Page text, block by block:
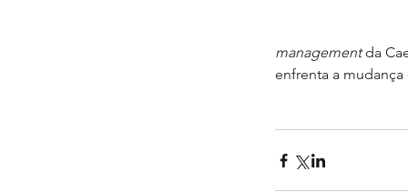
management da
enfrenta a